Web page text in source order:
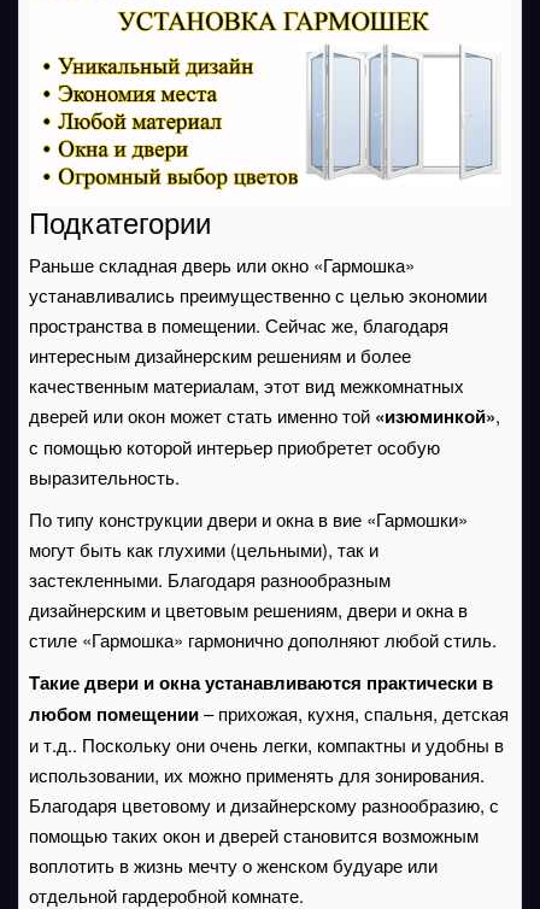
Подкатегории
Раньше складная дверь или окно «Гармошка»
устанавливались преимущественно с целью экономии
пространства в помещении. Сейчас же, благодаря
интересным дизайнерским решениям и более
качественным материалам, этот вид межкомнатных
дверей или окон может стать именно той «изюминкой»,
с помощью которой интерьер приобретет особую
выразительность.
По типу конструкции двери и окна в вие «Гармошки»
могут быть как глухими (цельными), так и
застекленными. Благодаря разнообразным
дизайнерским и цветовым решениям, двери и окна в
стиле «Гармошка» гармонично дополняют любой стиль.
Такие двери и окна устанавливаются практически в
любом помещении– прихожая, кухня, спальня, детская
и т.д.. Поскольку они очень легки, компактны и удобны в
использовании, их можно применять для зонирования.
Благодаря цветовому и дизайнерскому разнообразию, с
помощью таких окон и дверей становится возможным
воплотить в жизнь мечту о женском будуаре или
отдельной гардеробной комнате.